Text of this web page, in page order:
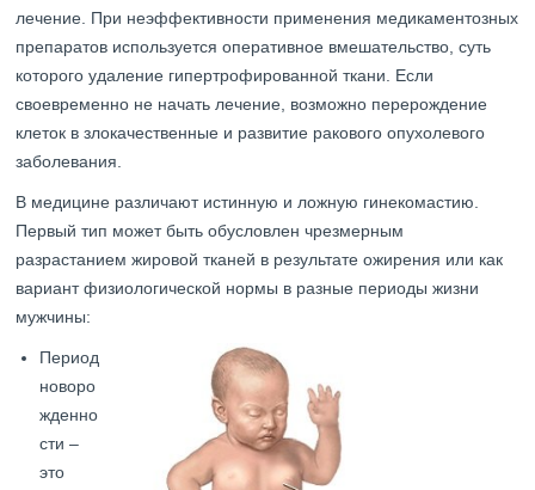
лечение. При неэффективности применения медикаментозных
препаратов используется оперативное вмешательство, суть
которого удаление гипертрофированной ткани. Если
своевременно не начать лечение, возможно перерождение
клеток в злокачественные и развитие ракового опухолевого
заболевания.
В медицине различают истинную и ложную гинекомастию.
Первый тип может быть обусловлен чрезмерным
разрастанием жировой тканей в результате ожирения или как
вариант физиологической нормы в разные периоды жизни
мужчины:
Период
новоро
жденно
сти –
это